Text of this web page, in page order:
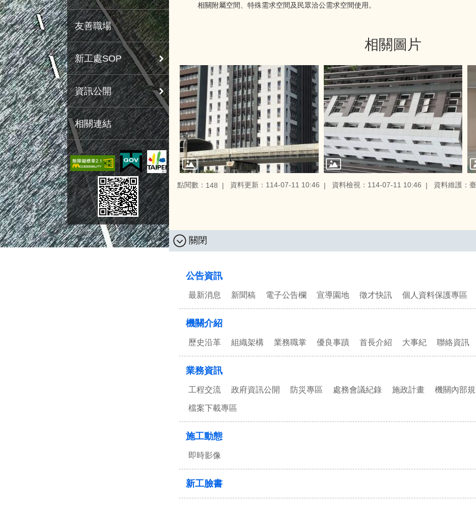
友善職場
新工處SOP
資訊公開
相關連結
相關附屬空間、特殊需求空間及民眾洽公需求空間使用。
相關圖片
點閱數： 148 資料更新：114-07-11 10:46 資料檢視：114-07-11 10:46 資料維護：
關閉
公告資訊
最新消息 新聞稿 電子公告欄 宣導園地 徵才快訊 個人資料保護專區
機關介紹
歷史沿革 組織架構 業務職掌 優良事蹟 首長介紹 大事紀 聯絡資訊
業務資訊
工程交流 政府資訊公開 防災專區 處務會議紀錄 施政計畫 機關內部
檔案下載專區
施工動態
即時影像
新工臉書